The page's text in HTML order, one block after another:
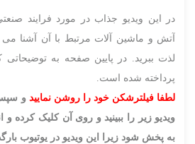
در این ویدیو جذاب در مورد فرایند
آتش و ماشین آلات مرتبط با آن آشنا می
لذت ببرید. در پایین صفحه به توضیحاتی
پرداخته شده است.
لطفا فیلترشکن خود را روشن نمایید و
ویدیو زیر را ببینید و روی آن کلیک کرده و
به پخش شود زیرا این ویدیو در یوتیوب